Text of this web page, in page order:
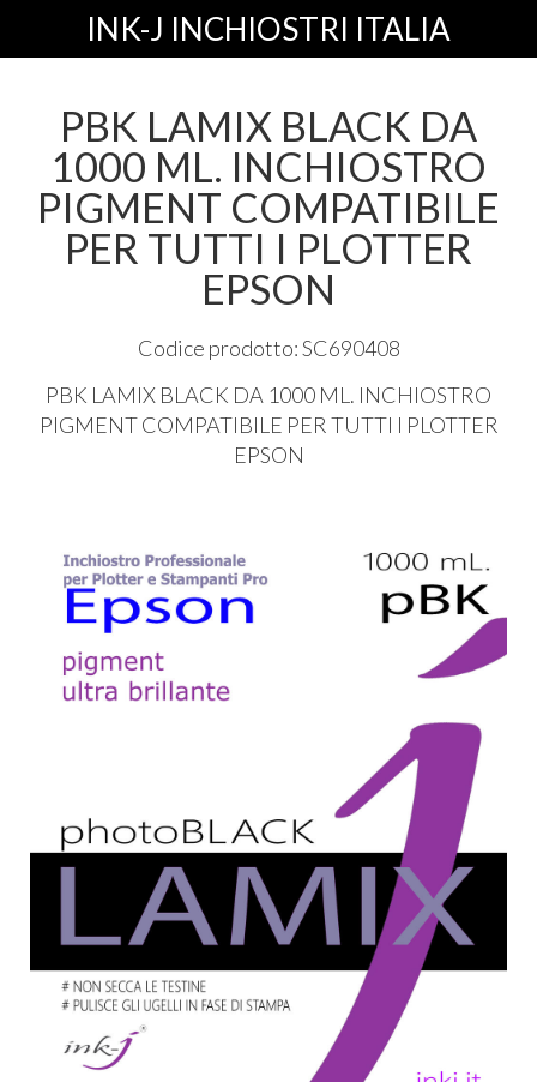
INK-J INCHIOSTRI ITALIA
PBK LAMIX BLACK DA
1000 ML. INCHIOSTRO
PIGMENT COMPATIBILE
PER TUTTI I PLOTTER
EPSON
Codice prodotto: SC690408
PBK LAMIX BLACK DA 1000 ML. INCHIOSTRO
PIGMENT COMPATIBILE PER TUTTI I PLOTTER
EPSON